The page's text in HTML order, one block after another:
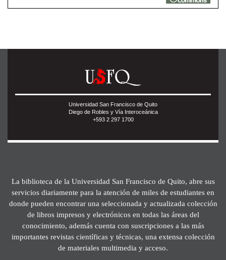
Universidad San Francisco de Quito
Diego de Robles y Vía Interoceánica
+593 2 297 1700
La biblioteca de la Universidad San Francisco de Quito, abre sus
servicios diariamente para la atención de miles de estudiantes en
donde pueden encontrar una seleccionada y actualizada colección
de libros impresos y electrónicos en todas las áreas del
conocimiento, además cuenta con suscripciones a las más
importantes revistas científicas y técnicas, una extensa colección
de materiales multimedia y acceso.